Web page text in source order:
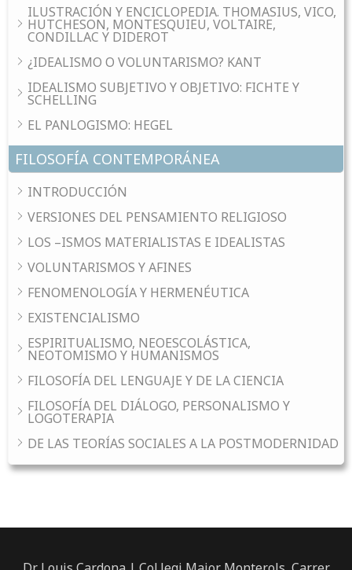
ILUSTRACIÓN Y ENCICLOPEDIA. THOMASIUS, VICO,
HUTCHESON, MONTESQUIEU, VOLTAIRE,
CONDILLAC Y DIDEROT
¿IDEALISMO O VOLUNTARISMO? KANT
IDEALISMO SUBJETIVO Y OBJETIVO: FICHTE Y
SCHELLING
EL PANLOGISMO: HEGEL
FILOSOFÍA CONTEMPORÁNEA
INTRODUCCIÓN
VERSIONES DEL PENSAMIENTO RELIGIOSO
LOS –ISMOS MATERIALISTAS E IDEALISTAS
VOLUNTARISMOS Y AFINES
FENOMENOLOGÍA Y HERMENÉUTICA
EXISTENCIALISMO
ESPIRITUALISMO, NEOESCOLÁSTICA,
NEOTOMISMO Y HUMANISMOS
FILOSOFÍA DEL LENGUAJE Y DE LA CIENCIA
FILOSOFÍA DEL DIÁLOGO, PERSONALISMO Y
LOGOTERAPIA
DE LAS TEORÍAS SOCIALES A LA POSTMODERNIDAD